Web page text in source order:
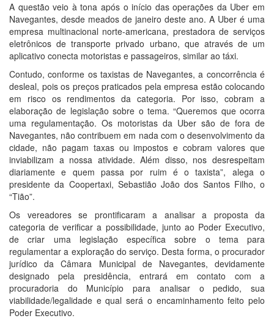
A questão veio à tona após o início das operações da Uber em
Navegantes, desde meados de janeiro deste ano. A Uber é uma
empresa multinacional norte-americana, prestadora de serviços
eletrônicos de transporte privado urbano, que através de um
aplicativo conecta motoristas e passageiros, similar ao táxi.
Contudo, conforme os taxistas de Navegantes, a concorrência é
desleal, pois os preços praticados pela empresa estão colocando
em risco os rendimentos da categoria. Por isso, cobram a
elaboração de legislação sobre o tema. “Queremos que ocorra
uma regulamentação. Os motoristas da Uber são de fora de
Navegantes, não contribuem em nada com o desenvolvimento da
cidade, não pagam taxas ou impostos e cobram valores que
inviabilizam a nossa atividade. Além disso, nos desrespeitam
diariamente e quem passa por ruim é o taxista”, alega o
presidente da Coopertaxi, Sebastião João dos Santos Filho, o
“Tião”.
Os vereadores se prontificaram a analisar a proposta da
categoria de verificar a possibilidade, junto ao Poder Executivo,
de criar uma legislação específica sobre o tema para
regulamentar a exploração do serviço. Desta forma, o procurador
jurídico da Câmara Municipal de Navegantes, devidamente
designado pela presidência, entrará em contato com a
procuradoria do Município para analisar o pedido, sua
viabilidade/legalidade e qual será o encaminhamento feito pelo
Poder Executivo.